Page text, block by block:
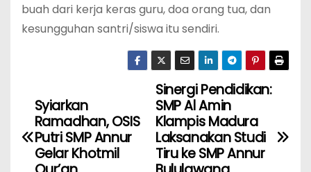
buah dari kerja keras guru, doa orang tua, dan
kesungguhan santri/siswa itu sendiri.
N
Sinergi Pendidikan:
SMP Al Amin
Klampis Madura
Laksanakan Studi
Tiru ke SMP Annur
Syiarkan
Ramadhan, OSIS
Putri SMP Annur
Gelar Khotmil